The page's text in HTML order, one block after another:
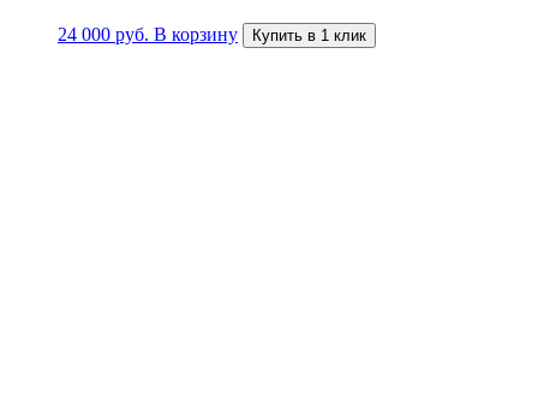
24 000 руб. В корзину Купить в 1 клик